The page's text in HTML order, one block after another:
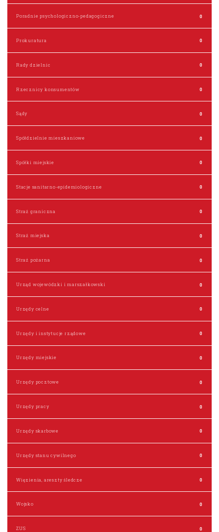
Poradnie psychologiczno-pedagogiczne 0
Prokuratura 0
Rady dzielnic 0
Rzecznicy konsumentów 0
Sądy 0
Spółdzielnie mieszkaniowe 0
Spółki miejskie 0
Stacje sanitarno-epidemiologiczne 0
Straż graniczna 0
Straż miejska 0
Straż pożarna 0
Urząd wojewódzki i marszałkowski 0
Urzędy celne 0
Urzędy i instytucje rządowe 0
Urzędy miejskie 0
Urzędy pocztowe 0
Urzędy pracy 0
Urzędy skarbowe 0
Urzędy stanu cywilnego 0
Więzienia, areszty śledcze 0
Wojsko 0
ZUS 0